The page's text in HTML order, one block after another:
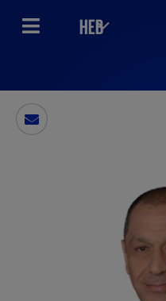
HEB